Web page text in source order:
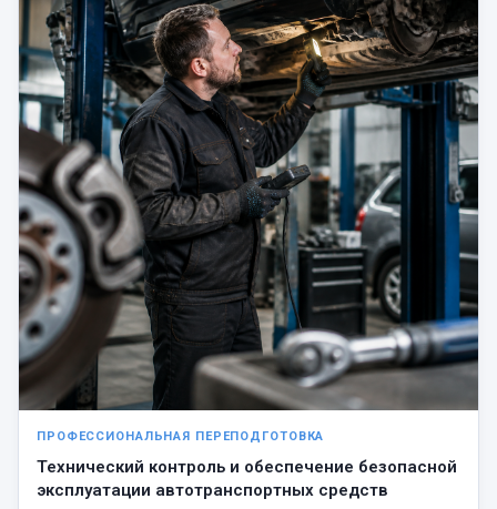
ПРОФЕССИОНАЛЬНАЯ ПЕРЕПОДГОТОВКА
Технический контроль и обеспечение безопасной
эксплуатации автотранспортных средств